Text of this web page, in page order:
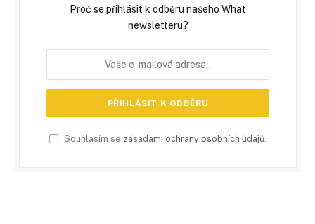
Proč se přihlásit k odběru našeho What
newsletteru?
Souhlasím se zásadami ochrany osobních údajů